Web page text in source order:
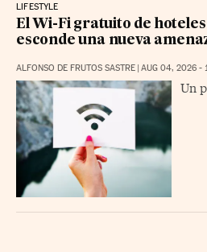
LIFESTYLE
El Wi-Fi gratuito de
esconde una nueva
ALFONSO DE FRUTOS SASTRE | AUG 04, 2026 -
Un